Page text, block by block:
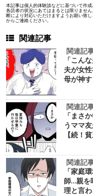
本記事は個人的体験談などに基づいて作
各読者の状況にあてはまるとは限りませ
断により対応いただけますようお願い致
からご連絡ください。
関連記事
関連記
「こん
夫が女
母が神
関連記
「まさ
うママ
【続！
関連記
「家庭
師…親を
理と言